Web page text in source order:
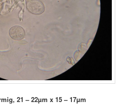
21 – 22µm x 15 – 17µm